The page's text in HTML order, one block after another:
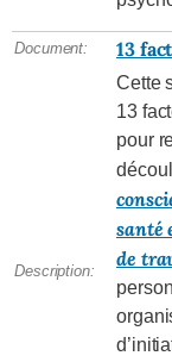
Document: 13
Description:
Cette
13
pour
santé
de